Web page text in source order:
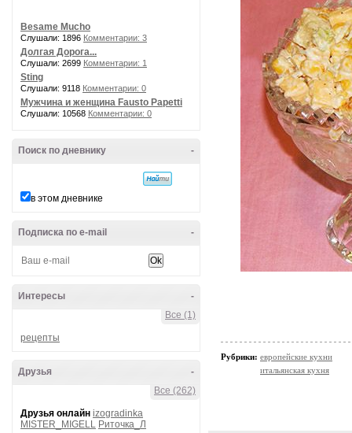
Besame Mucho
Слушали: 1896 Комментарии: 3
Долгая Дорога...
Слушали: 2699 Комментарии: 1
Sting
Слушали: 9118 Комментарии: 0
Мужчина и женщина Fausto Papetti
Слушали: 10568 Комментарии: 0
-
Поиск по дневнику
в этом дневнике
-
Подписка по e-mail
-
Интересы
Все (1)
рецепты
-
Друзья
Все (262)
Друзья онлайн izogradinka
MISTER_MIGELL Риточка_Л
Рубрики: европейские кухни
итальянская кухня